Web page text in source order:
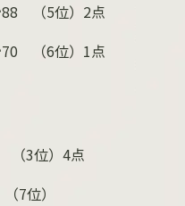
88 （5位） 2点
70 （6位） 1点
3位） 4点
7位）